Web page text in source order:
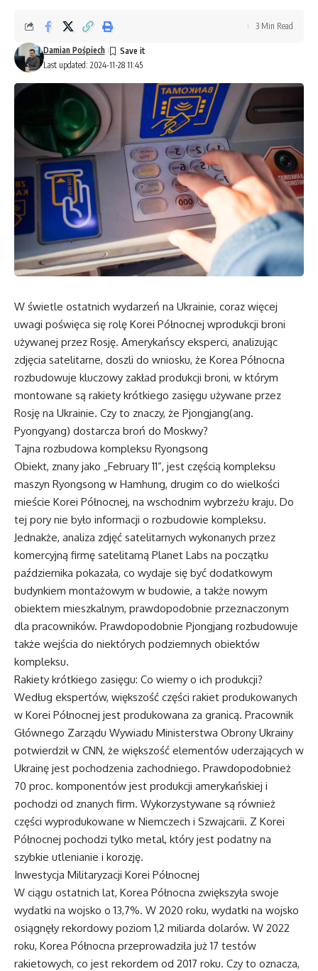
Last updated: 2024-11-28 11:45
Damian Pośpiech
3 Min Read
W świetle ostatnich wydarzeń na Ukrainie, coraz więcej
uwagi poświęca się rolę Korei Północnej wprodukcji broni
używanej przez Rosję. Amerykańscy eksperci, analizując
zdjęcia satelitarne, doszli do wniosku, że Korea Północna
rozbudowuje kluczowy zakład produkcji broni, w którym
montowane są rakiety krótkiego zasięgu używane przez
Rosję na Ukrainie. Czy to znaczy, że Pjongjang(ang.
Pyongyang) dostarcza broń do Moskwy?
Tajna rozbudowa kompleksu Ryongsong
Obiekt, znany jako „February 11”, jest częścią kompleksu
maszyn Ryongsong w Hamhung, drugim co do wielkości
mieście Korei Północnej, na wschodnim wybrzeżu kraju. Do
tej pory nie było informacji o rozbudowie kompleksu.
Jednakże, analiza zdjęć satelitarnych wykonanych przez
komercyjną firmę satelitarną Planet Labs na początku
października pokazała, co wydaje się być dodatkowym
budynkiem montażowym w budowie, a także nowym
obiektem mieszkalnym, prawdopodobnie przeznaczonym
dla pracowników. Prawdopodobnie Pjongjang rozbudowuje
także wejścia do niektórych podziemnych obiektów
kompleksu.
Rakiety krótkiego zasięgu: Co wiemy o ich produkcji?
Według ekspertów, większość części rakiet produkowanych
w Korei Północnej jest produkowana za granicą. Pracownik
Głównego Zarządu Wywiadu Ministerstwa Obrony Ukrainy
potwierdził w CNN, że większość elementów uderzających w
Ukrainę jest pochodzenia zachodniego. Prawdopodobnież
70 proc. komponentów jest produkcji amerykańskiej i
pochodzi od znanych firm. Wykorzystywane są również
części wyprodukowane w Niemczech i Szwajcarii. Z Korei
Północnej pochodzi tylko metal, który jest podatny na
szybkie utlenianie i korozję.
Inwestycja Militaryzacji Korei Północnej
W ciągu ostatnich lat, Korea Północna zwiększyła swoje
wydatki na wojsko o 13,7%. W 2020 roku, wydatki na wojsko
osiągnęły rekordowy poziom 1,2 miliarda dolarów. W 2022
roku, Korea Północna przeprowadziła już 17 testów
rakietowych, co jest rekordem od 2017 roku. Czy to oznacza,